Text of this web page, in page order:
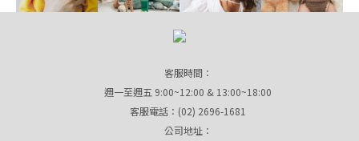
客服時間：
週一至週五 9:00~12:00 & 13:00~18:00
客服電話：(02) 2696-1681
公司地址：